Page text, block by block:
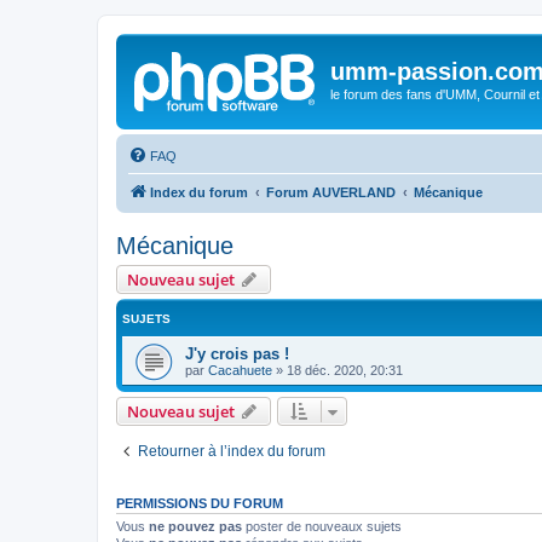
umm-passion.com
le forum des fans d'UMM, Cournil et
FAQ
Index du forum Forum AUVERLAND Mécanique
Mécanique
Nouveau sujet
SUJETS
J'y crois pas !
par Cacahuete » 18 déc. 2020, 20:31
Nouveau sujet
Retourner à l’index du forum
PERMISSIONS DU FORUM
Vous ne pouvez pas poster de nouveaux sujets